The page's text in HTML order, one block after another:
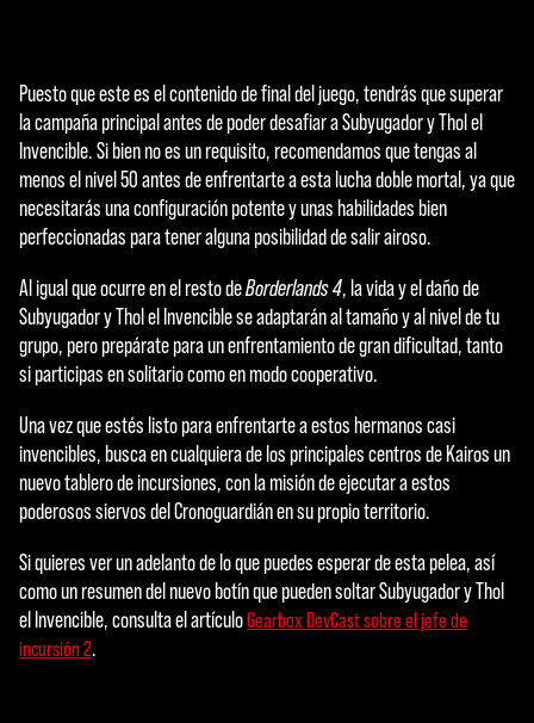
Puesto que este es el contenido de final del juego, tendrás que superar
la campaña principal antes de poder desafiar a Subyugador y Thol el
Invencible. Si bien no es un requisito, recomendamos que tengas al
menos el nivel 50 antes de enfrentarte a esta lucha doble mortal, ya que
necesitarás una configuración potente y unas habilidades bien
perfeccionadas para tener alguna posibilidad de salir airoso.
Al igual que ocurre en el resto deBorderlands 4, la vida y el daño de
Subyugador y Thol el Invencible se adaptarán al tamaño y al nivel de tu
grupo, pero prepárate para un enfrentamiento de gran dificultad, tanto
si participas en solitario como en modo cooperativo.
Una vez que estés listo para enfrentarte a estos hermanos casi
invencibles, busca en cualquiera de los principales centros de Kairos un
nuevo tablero de incursiones, con la misión de ejecutar a estos
poderosos siervos del Cronoguardián en su propio territorio.
Si quieres ver un adelanto de lo que puedes esperar de esta pelea, así
como un resumen del nuevo botín que pueden soltar Subyugador y Thol
el Invencible, consulta el artículoGearbox DevCast sobre el jefe de
incursión 2.